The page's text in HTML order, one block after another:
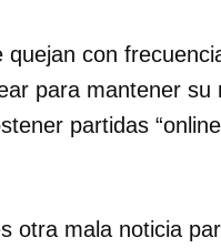
con
para mantener
partidas
otra mala noticia